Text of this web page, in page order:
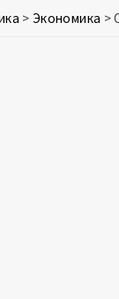
> Экономика >